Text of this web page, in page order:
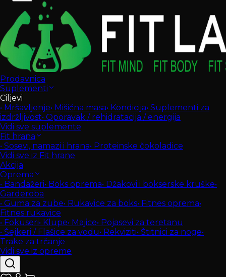
Prodavnica
Suplementi
Ciljevi
• Mršavljenje• Mišićna masa• Kondicija• Suplementi za
izdržljivost• Oporavak / rehidratacija / energija
Vidi sve suplemente
Fit hrana
• Sosevi, namazi i hrana• Proteinske čokoladice
Vidi sve iz Fit hrane
Akcija
Oprema
• Bandažeri• Boks oprema• Džakovi i bokserske kruške•
Garderoba
• Guma za zube• Rukavice za boks• Fitnes oprema•
Fitnes rukavice
• Fokuseri• Klupe• Majice• Pojasevi za teretanu
• Šejkeri / Flašice za vodu• Rekviziti• Štitnici za noge•
Trake za trčanje
Vidi sve iz opreme